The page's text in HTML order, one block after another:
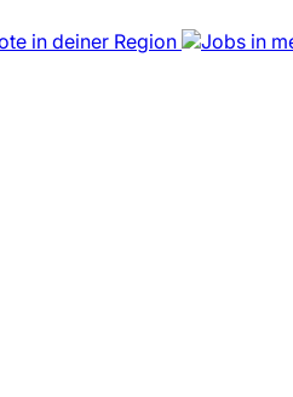
in deiner Region